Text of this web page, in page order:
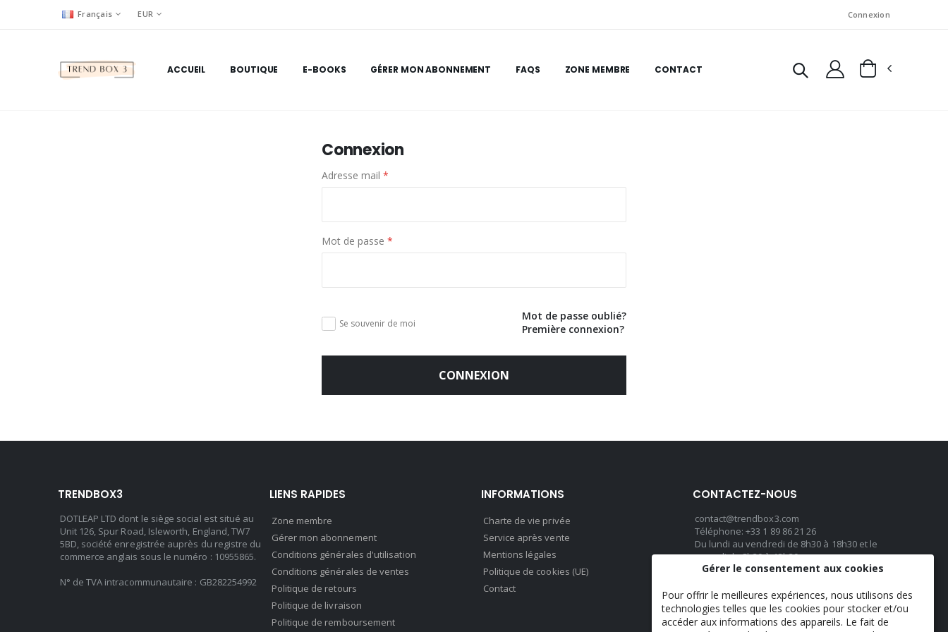
Français EUR Connexion
ACCUEIL BOUTIQUE E-BOOKS GÉRER MON ABONNEMENT FAQS ZONE MEMBRE CONTACT
Connexion
Adresse mail *
Mot de passe *
Se souvenir de moi
Mot de passe oublié?
Première connexion?
CONNEXION
TRENDBOX3
DOTLEAP LTD dont le siège social est situé au
Unit 126, Spur Road, Isleworth, England, TW7
5BD, société enregistrée auprès du registre du
commerce anglais sous le numéro : 10955865.
N° de TVA intracommunautaire : GB282254992
LIENS RAPIDES
Zone membre
Gérer mon abonnement
Conditions générales d'utilisation
Conditions générales de ventes
Politique de retours
Politique de livraison
Politique de remboursement
INFORMATIONS
Charte de vie privée
Service après vente
Mentions légales
Politique de cookies (UE)
Contact
CONTACTEZ-NOUS
contact@trendbox3.com
Téléphone: +33 1 89 86 21 26
Du lundi au vendredi de 8h30 à 18h30 et le
samedi de 8h30 à 13h30
LANGUE
Français
Gérer le consentement aux cookies
Pour offrir le meilleures expériences, nous utilisons des
technologies telles que les cookies pour stocker et/ou
accéder aux informations des appareils. Le fait de